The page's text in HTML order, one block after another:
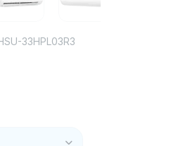
33HPL03R3